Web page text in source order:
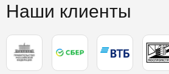
Наши клиенты